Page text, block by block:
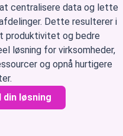
centralisere data og lette
Dette resulterer i
produktivitet og bedre
løsning for virksomheder,
og opnå hurtigere
din løsning